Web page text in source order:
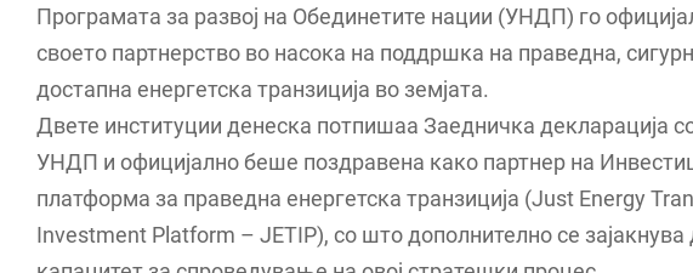
Програмата за развој на Обединетите нации (УНДП) го
своето партнерство во насока на поддршка на праведна,
достапна енергетска транзиција во земјата.
Двете институции денеска потпишаа Заедничка декларација
УНДП и официјално беше поздравена како партнер на
платформа за праведна енергетска транзиција (Just Energy
Investment Platform – JETIP), со што дополнително се